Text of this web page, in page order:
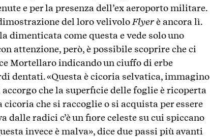
e per la presenza dell’ex aeroporto militare.
del loro velivolo Flyerè ancora lì.
dimenticata come questa e vede solo uno
attenzione, però, è possibile scoprire che ci
Mortellaro indicando un ciuffo di erbe
dentati. «Questa è cicoria selvatica, immagino
che la superficie delle foglie è ricoperta
che si raccoglie o si acquista per essere
radici c’è un fiore celeste su cui spiccano
invece è malva», dice due passi più avanti